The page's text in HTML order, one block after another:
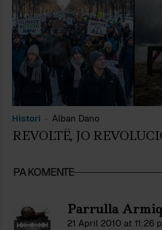
Histori Alban Dano
REVOLTË, JO
PA KOMENTE
Parrulla
21 April 2010 at 11:26